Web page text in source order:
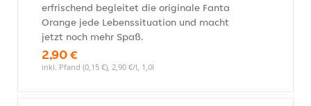
erfrischend begleitet die originale Fanta
Orange jede Lebenssituation und macht
jetzt noch mehr Spaß.
2,90 €
inkl. Pfand (0,15 €), 2,90 €/l, 1,0l